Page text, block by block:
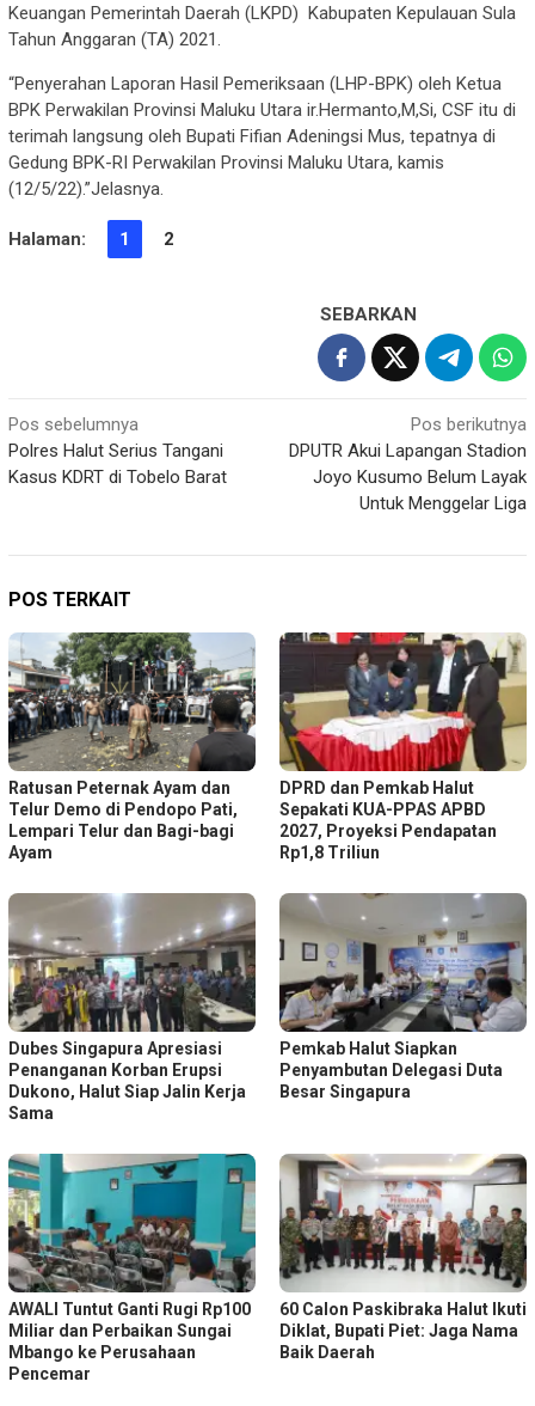
Keuangan Pemerintah Daerah (LKPD) Kabupaten Kepulauan Sula
Tahun Anggaran (TA) 2021.
“Penyerahan Laporan Hasil Pemeriksaan (LHP-BPK) oleh Ketua
BPK Perwakilan Provinsi Maluku Utara ir.Hermanto,M,Si, CSF itu di
terimah langsung oleh Bupati Fifian Adeningsi Mus, tepatnya di
Gedung BPK-RI Perwakilan Provinsi Maluku Utara, kamis
(12/5/22).”Jelasnya.
Halaman: 1 2
SEBARKAN
Navigasi
pos
Pos sebelumnya
Polres Halut Serius Tangani
Kasus KDRT di Tobelo Barat
Pos berikutnya
DPUTR Akui Lapangan Stadion
Joyo Kusumo Belum Layak
Untuk Menggelar Liga
POS TERKAIT
Ratusan Peternak Ayam dan
Telur Demo di Pendopo Pati,
Lempari Telur dan Bagi-bagi
Ayam
DPRD dan Pemkab Halut
Sepakati KUA-PPAS APBD
2027, Proyeksi Pendapatan
Rp1,8 Triliun
Dubes Singapura Apresiasi
Penanganan Korban Erupsi
Dukono, Halut Siap Jalin Kerja
Sama
Pemkab Halut Siapkan
Penyambutan Delegasi Duta
Besar Singapura
AWALI Tuntut Ganti Rugi Rp100
Miliar dan Perbaikan Sungai
Mbango ke Perusahaan
Pencemar
60 Calon Paskibraka Halut Ikuti
Diklat, Bupati Piet: Jaga Nama
Baik Daerah